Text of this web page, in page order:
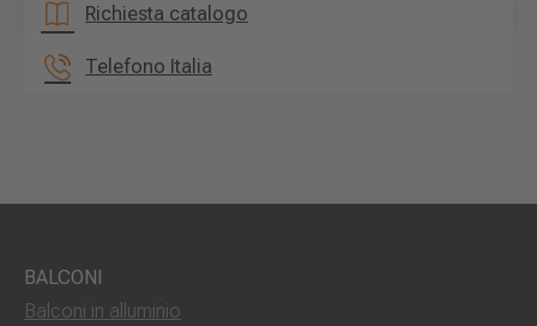
Richiesta catalogo
Telefono Italia
BALCONI
Balconi in alluminio